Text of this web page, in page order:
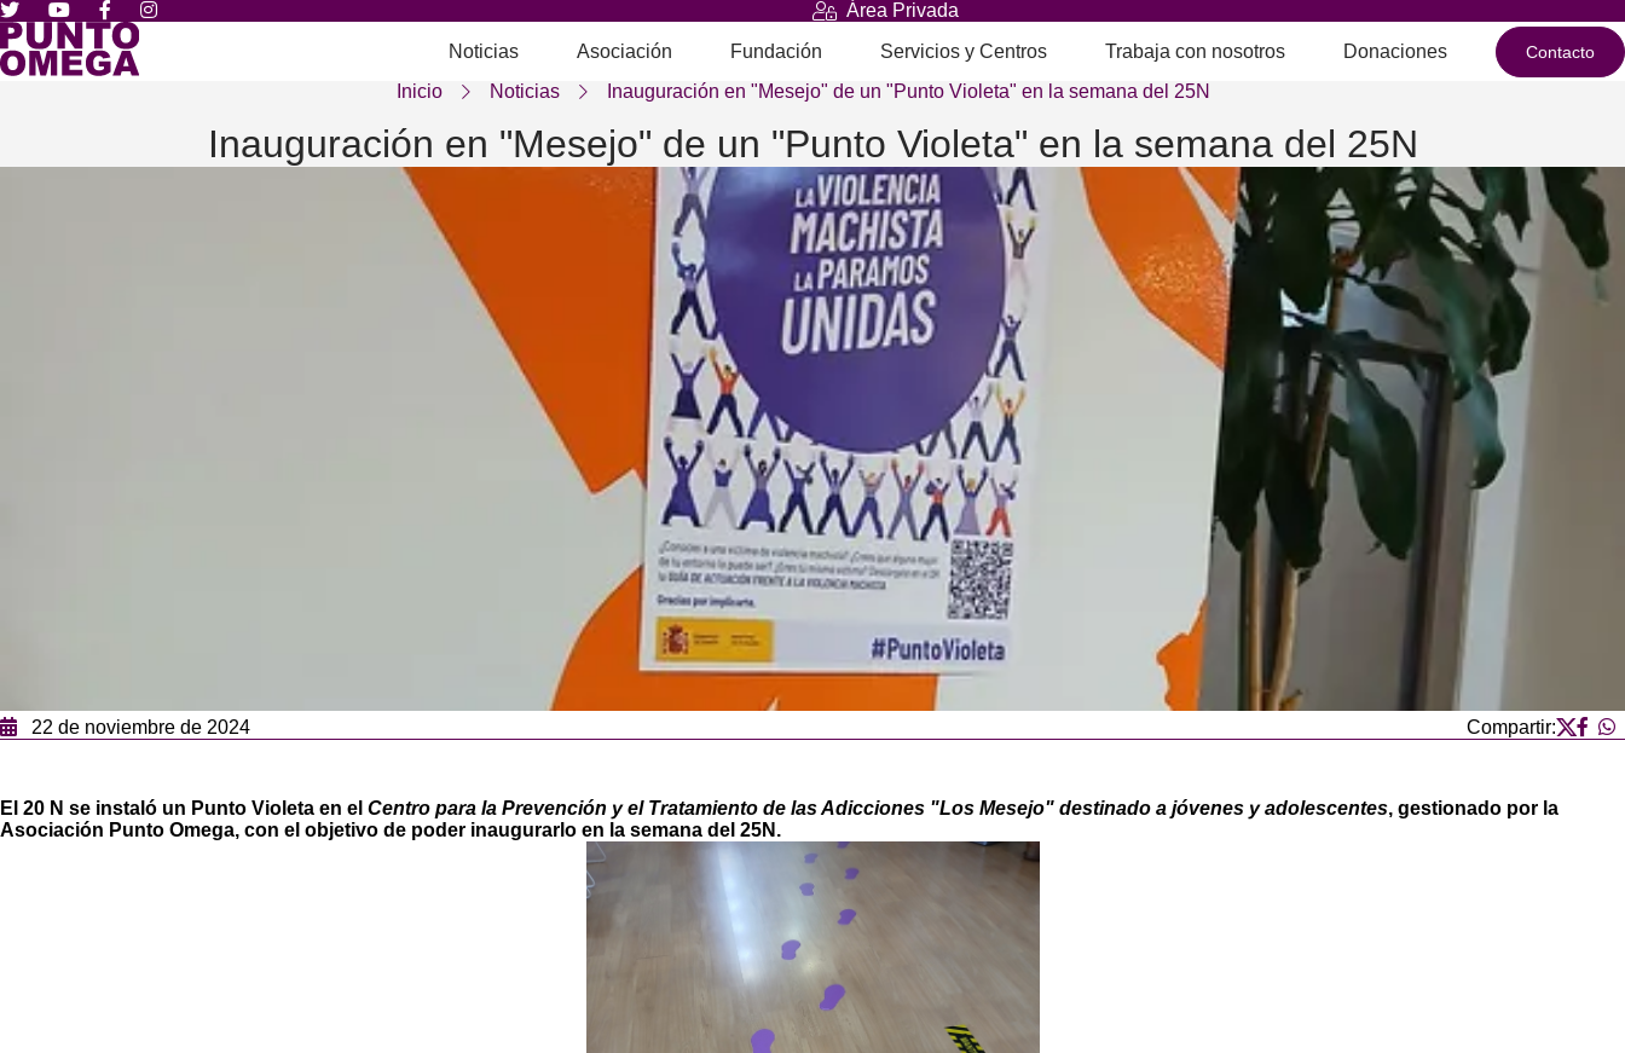
Área Privada
Noticias
Asociación Fundación Servicios y Centros Trabaja con nosotros Donaciones Contacto
Inicio Noticias Inauguración en "Mesejo" de un "Punto Violeta" en la semana del 25N
Inauguración en "Mesejo" de un "Punto Violeta" en la semana del 25N
22 de noviembre de 2024 Compartir:
El 20 N se instaló un Punto Violeta en el Centro para la Prevención y el Tratamiento de las Adicciones "Los Mesejo" destinado a jóvenes y adolescentes, gestionado por la
Asociación Punto Omega, con el objetivo de poder inaugurarlo en la semana del 25N.